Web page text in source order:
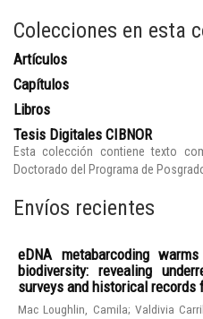
Colecciones en esta
Artículos
Capítulos
Libros
Tesis Digitales CIBNOR
Esta colección contiene texto
Doctorado del Programa de Posgrado
Envíos recientes
eDNA metabarcoding
biodiversity: revealing
surveys and historical
Mac Loughlin, Camila; Valdivia